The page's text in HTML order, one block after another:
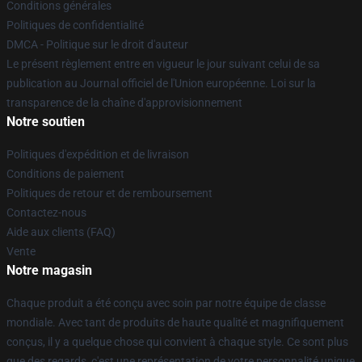
Conditions générales
Politiques de confidentialité
DMCA - Politique sur le droit d'auteur
Le présent règlement entre en vigueur le jour suivant celui de sa
publication au Journal officiel de l'Union européenne. Loi sur la
transparence de la chaîne d'approvisionnement
Notre soutien
Politiques d'expédition et de livraison
Conditions de paiement
Politiques de retour et de remboursement
Contactez-nous
Aide aux clients (FAQ)
Vente
Notre magasin
Chaque produit a été conçu avec soin par notre équipe de classe
mondiale. Avec tant de produits de haute qualité et magnifiquement
conçus, il y a quelque chose qui convient à chaque style. Ce sont plus